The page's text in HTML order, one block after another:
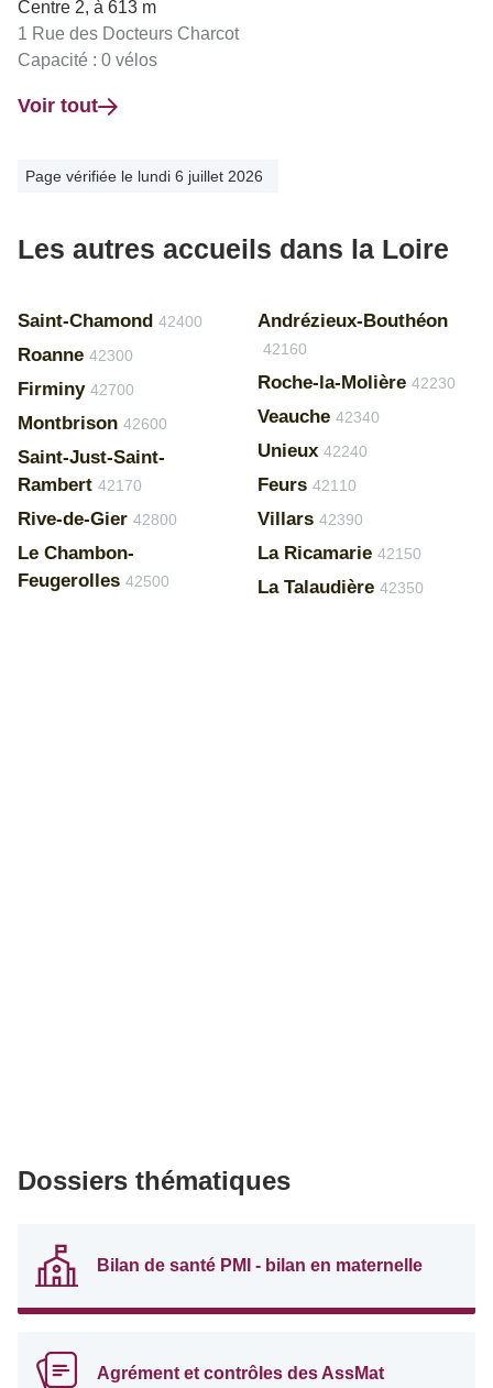
Centre 2, à 613 m
1 Rue des Docteurs Charcot
Capacité : 0 vélos
Voir tout
Page vérifiée le lundi 6 juillet 2026
Les autres accueils dans la Loire
Saint-Chamond 42400
Roanne 42300
Firminy 42700
Montbrison 42600
Saint-Just-Saint-
Rambert 42170
Rive-de-Gier 42800
Le Chambon-
Feugerolles 42500
Andrézieux-Bouthéon
42160
Roche-la-Molière 42230
Veauche 42340
Unieux 42240
Feurs 42110
Villars 42390
La Ricamarie 42150
La Talaudière 42350
Dossiers thématiques
Bilan de santé PMI - bilan en maternelle
Agrément et contrôles des AssMat